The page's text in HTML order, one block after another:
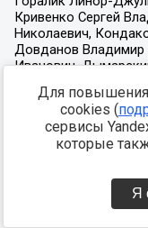
Для повышения
cookies (
сервисы
которые
Я